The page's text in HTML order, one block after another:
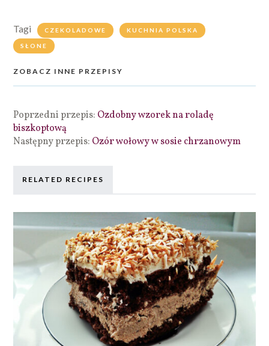
Tagi CZEKOLADOWE KUCHNIA POLSKA
SŁONE
ZOBACZ INNE PRZEPISY
Poprzedni przepis: Ozdobny wzorek na roladę
biszkoptową
Następny przepis: Ozór wołowy w sosie chrzanowym
RELATED RECIPES